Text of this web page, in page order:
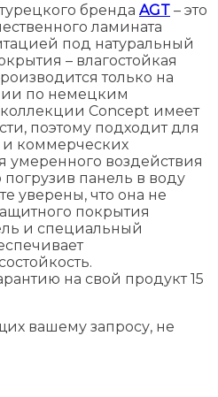
бренда AGT – это
ламината
под натуральный
– влагостойкая
только на
по немецким
Concept имеет
поэтому подходит для
и коммерческих
умеренного воздействия
панель в воду
уверены, что она не
покрытия
и специальный
на свой продукт 15
вашему запросу, не